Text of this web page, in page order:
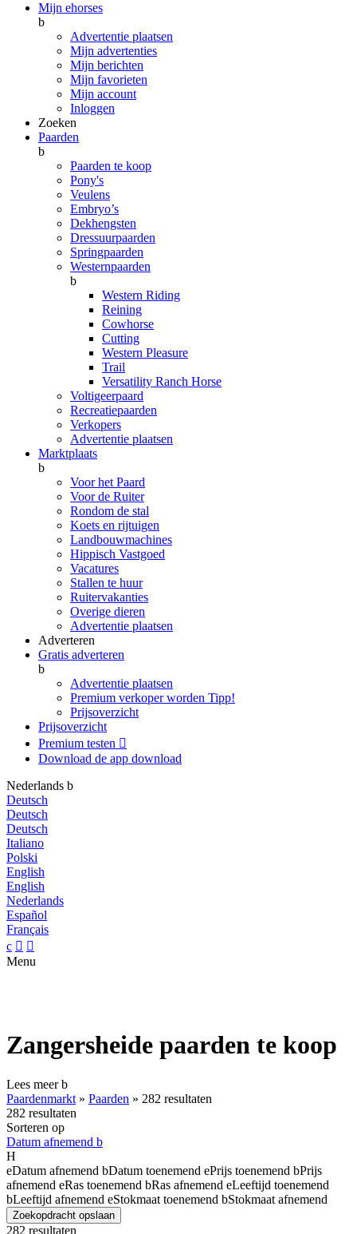
Mijn ehorses
b
Advertentie plaatsen
Mijn advertenties
Mijn berichten
Mijn favorieten
Mijn account
Inloggen
Zoeken
Paarden
b
Paarden te koop
Pony's
Veulens
Embryo’s
Dekhengsten
Dressuurpaarden
Springpaarden
Westernpaarden
b
Western Riding
Reining
Cowhorse
Cutting
Western Pleasure
Trail
Versatility Ranch Horse
Voltigeerpaard
Recreatiepaarden
Verkopers
Advertentie plaatsen
Marktplaats
b
Voor het Paard
Voor de Ruiter
Rondom de stal
Koets en rijtuigen
Landbouwmachines
Hippisch Vastgoed
Vacatures
Stallen te huur
Ruitervakanties
Overige dieren
Advertentie plaatsen
Adverteren
Gratis adverteren
b
Advertentie plaatsen
Premium verkoper worden Tipp!
Prijsoverzicht
Prijsoverzicht
Premium testen 
Download de app download
Nederlands b
Deutsch
Deutsch
Deutsch
Italiano
Polski
English
English
Nederlands
Español
Français
c  
Menu
Zangersheide paarden te koop
Lees meerb
Paardenmarkt » Paarden » 282 resultaten
282 resultaten
Sorteren op
Datum afnemend b
H
eDatum afnemend bDatum toenemend ePrijs toenemend bPrijs
afnemend eRas toenemend bRas afnemend eLeeftijd toenemend
bLeeftijd afnemend eStokmaat toenemend bStokmaat afnemend
Zoekopdracht opslaan
282 resultaten